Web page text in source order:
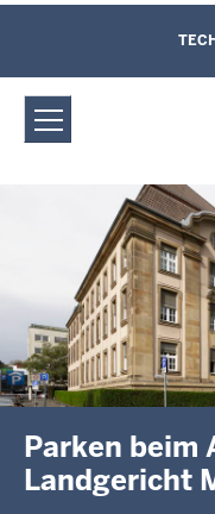
Landgericht
Startseite
Direkt zum Inhalt
Leichte
und
Parken beim
Landgericht